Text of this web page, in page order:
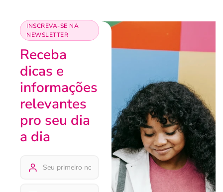
INSCREVA-SE NA
NEWSLETTER
Receba
dicas e
informações
relevantes
pro seu dia
a dia